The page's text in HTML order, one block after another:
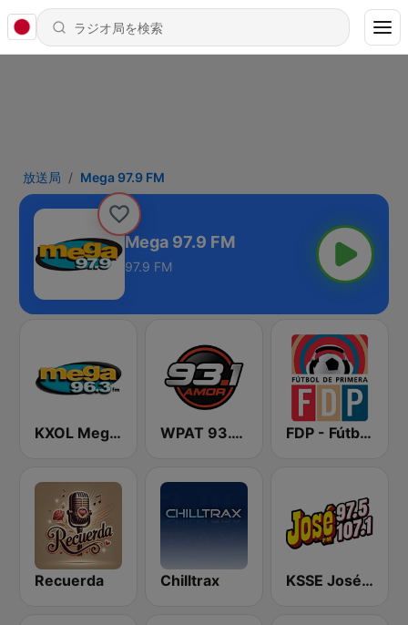
放送局 Mega 97.9 FM
Mega 97.9 FM
97.9 FM
KXOL Mega 96.3 FM WPAT 93.1 Amor FM FDP - Fútbol de Primera
Recuerda Chilltrax KSSE José 97.5 y 107.1